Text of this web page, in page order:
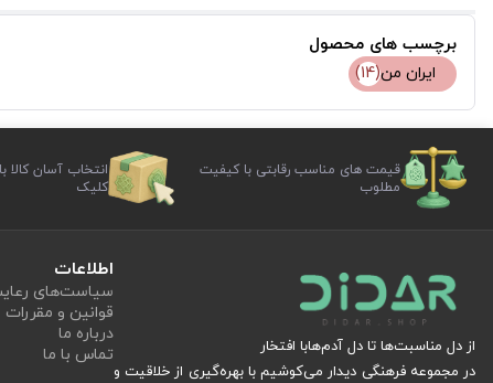
برچسب های محصول
ایران من(14)
قیمت های مناسب رقابتی با کیفیت
مطلوب
انتخاب آسان کالا
کلیک
از دل مناسبت‌ها تا دل آدم‌هابا افتخار
در مجموعه فرهنگی دیدار می‌کوشیم با بهره‌گیری از خلاقیت و
اطلاعات
سیاست‏‌های
قوانین و مقررات
درباره ما
تماس با ما